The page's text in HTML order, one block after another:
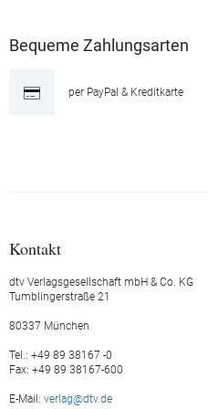
BÜCHER, DIE EINEN
ROMANE
BÜCHER FÜR OMA
BÜCHER ÜBER
BÜCHER FÜR UND
Bequeme Zahlungsarten
per PayPal & Kreditkarte
Kontakt
dtv Verlagsgesellschaft mbH & Co. KG
Tumblingerstraße 21
80337 München
Tel.: +49 89 38167 -0
Fax: +49 89 38167-600
E-Mail: verlag@dtv.de